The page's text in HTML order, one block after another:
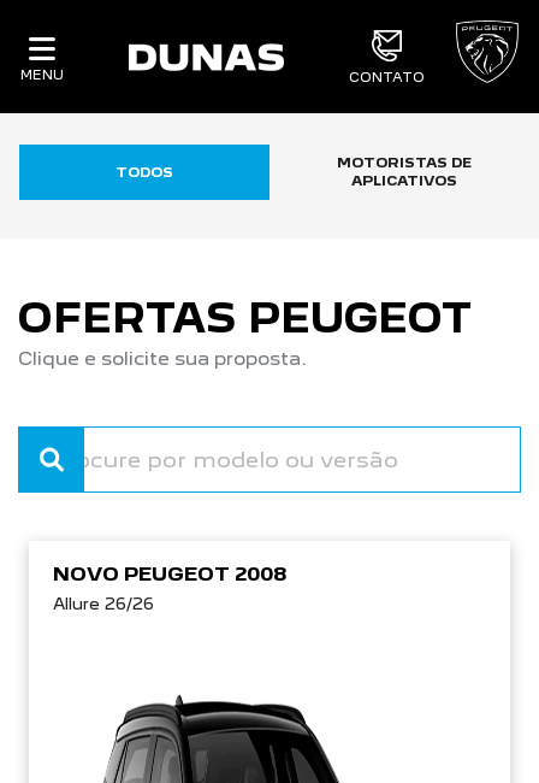
MENU CONTATO
TODOS
MOTORISTAS DE
APLICATIVOS
OFERTAS PEUGEOT
Clique e solicite sua proposta.
NOVO PEUGEOT 2008
Allure 26/26